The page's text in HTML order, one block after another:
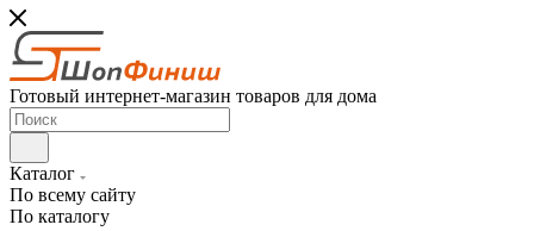
Готовый интернет-магазин товаров для дома
Каталог
По всему сайту
По каталогу